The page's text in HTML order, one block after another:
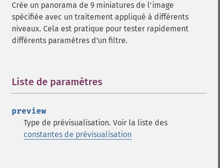
Crée un panorama de 9 miniatures de l'image
spécifiée avec un traitement appliqué à différents
niveaux. Cela est pratique pour tester rapidement
différents paramètres d'un filtre.
Liste de paramètres
preview
Type de prévisualisation. Voir la liste des
constantes de prévisualisation
getGravity
getHomeURL
getImage
getImageAlphaChannel
getImageBlob
getImageChannelDepth
getImageChannelDistortion
getImageChannelDistortions